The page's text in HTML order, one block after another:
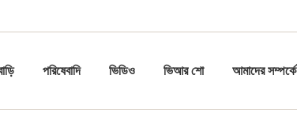
পরিষেবাদি ভিডিও ভিআর শো আমাদের সম্পর্কে